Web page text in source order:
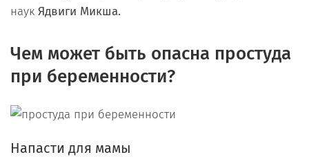
наук Ядвиги Микша.
Чем может быть опасна простуда
при беременности?
Напасти для мамы